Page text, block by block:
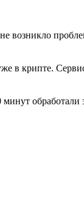
возникло
в крипте.
минут